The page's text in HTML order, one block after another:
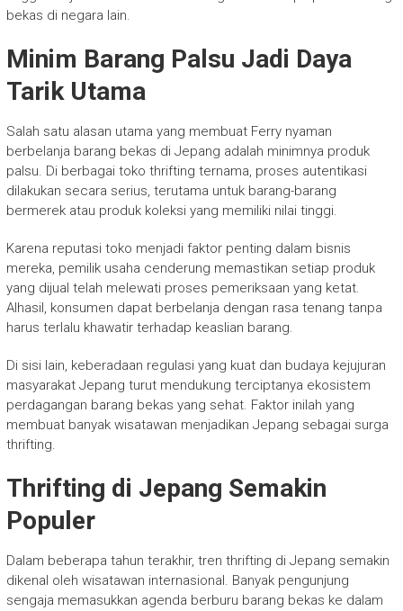
bekas di negara lain.
Minim Barang Palsu Jadi Daya
Tarik Utama
Salah satu alasan utama yang membuat Ferry nyaman
berbelanja barang bekas di Jepang adalah minimnya produk
palsu. Di berbagai toko thrifting ternama, proses autentikasi
dilakukan secara serius, terutama untuk barang-barang
bermerek atau produk koleksi yang memiliki nilai tinggi.
Karena reputasi toko menjadi faktor penting dalam bisnis
mereka, pemilik usaha cenderung memastikan setiap produk
yang dijual telah melewati proses pemeriksaan yang ketat.
Alhasil, konsumen dapat berbelanja dengan rasa tenang tanpa
harus terlalu khawatir terhadap keaslian barang.
Di sisi lain, keberadaan regulasi yang kuat dan budaya kejujuran
masyarakat Jepang turut mendukung terciptanya ekosistem
perdagangan barang bekas yang sehat. Faktor inilah yang
membuat banyak wisatawan menjadikan Jepang sebagai surga
thrifting.
Thrifting di Jepang Semakin
Populer
Dalam beberapa tahun terakhir, tren thrifting di Jepang semakin
dikenal oleh wisatawan internasional. Banyak pengunjung
sengaja memasukkan agenda berburu barang bekas ke dalam